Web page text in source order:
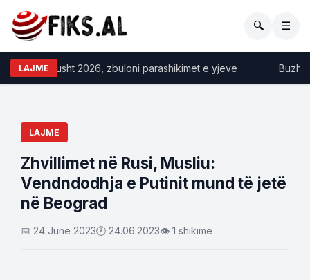
🔍 ☰
LAJME
10 gusht 2026, zbuloni parashikimet e yjeve
LAJME
​Zhvillimet në Rusi, Musliu:
Vendndodhja e Putinit mund të jetë
në Beograd
📅 24 June 2023🕐 24.06.2023👁 1 shikime